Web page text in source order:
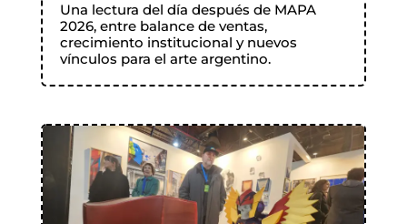
Una lectura del día después de MAPA
2026, entre balance de ventas,
crecimiento institucional y nuevos
vínculos para el arte argentino.